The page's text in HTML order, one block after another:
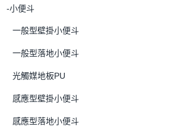
-小便斗
一般型壁掛小便斗
一般型落地小便斗
光觸媒地板PU
感應型壁掛小便斗
感應型落地小便斗